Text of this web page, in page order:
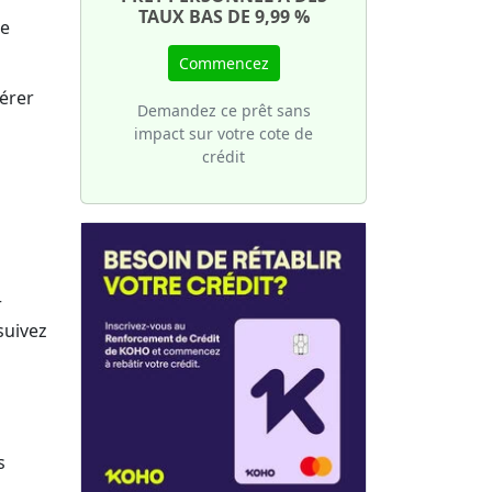
TAUX BAS DE 9,99 %
Commencez
Demandez ce prêt sans
impact sur votre cote de
crédit